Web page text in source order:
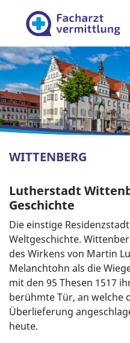
WITTENBERG
Lutherstadt
Geschichte
Die einstige
Weltgeschichte.
des Wirkens von Martin
Melanchtohn als die
mit den 95 Thesen 1517
berühmte Tür, an welche
Überlieferung
heute.